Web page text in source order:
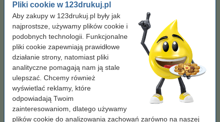
Pliki cookie w 123drukuj.pl
Aby zakupy w 123drukuj.pl były jak
najprostsze, używamy plików cookie i
podobnych technologii. Funkcjonalne
pliki cookie zapewniają prawidłowe
działanie strony, natomiast pliki
analityczne pomagają nam ją stale
ulepszać. Chcemy również
wyświetlać reklamy, które
odpowiadają Twoim
zainteresowaniom, dlatego używamy
plików cookie do analizowania zachowań zarówno na naszej
XL standard
Kliknij i sprawdź całą specyfikacje
Zaoszczędź prawie
60%
w porównaniu do wersji oryginalnej!
Dostępny
Zamów z Pocztex na jutro!
Za stronę 0,03 zł
239,00 zł Zamawiam
Wskazówka: zamów papier